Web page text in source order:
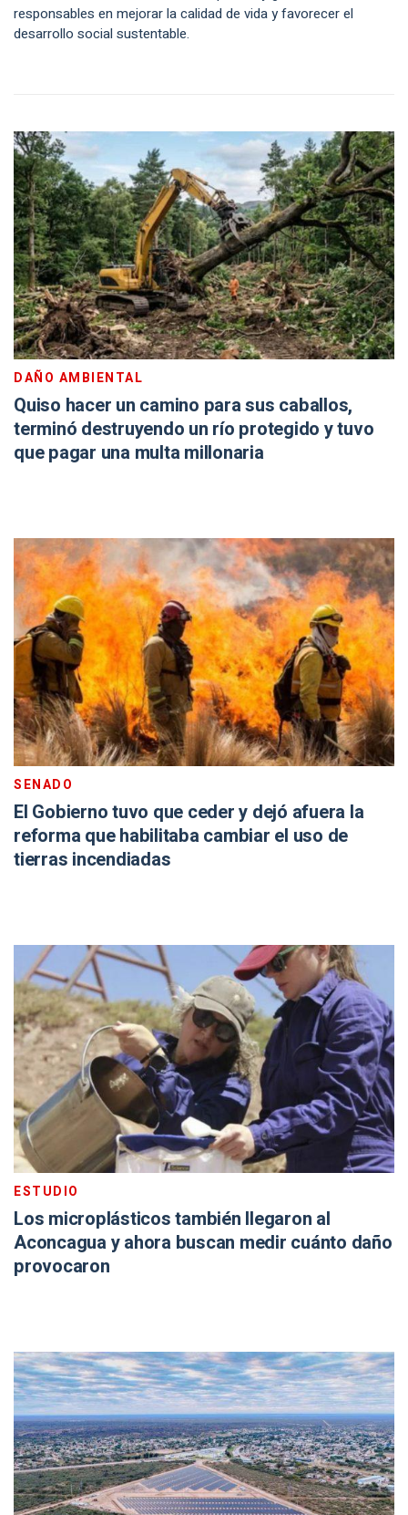
responsables en mejorar la calidad de vida y favorecer el
desarrollo social sustentable.
DAÑO AMBIENTAL
Quiso hacer un camino para sus caballos,
terminó destruyendo un río protegido y tuvo
que pagar una multa millonaria
SENADO
El Gobierno tuvo que ceder y dejó afuera la
reforma que habilitaba cambiar el uso de
tierras incendiadas
ESTUDIO
Los microplásticos también llegaron al
Aconcagua y ahora buscan medir cuánto daño
provocaron